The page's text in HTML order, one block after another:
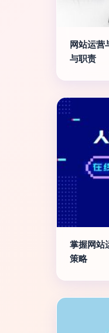
网站运营
与职责
掌握网站
策略